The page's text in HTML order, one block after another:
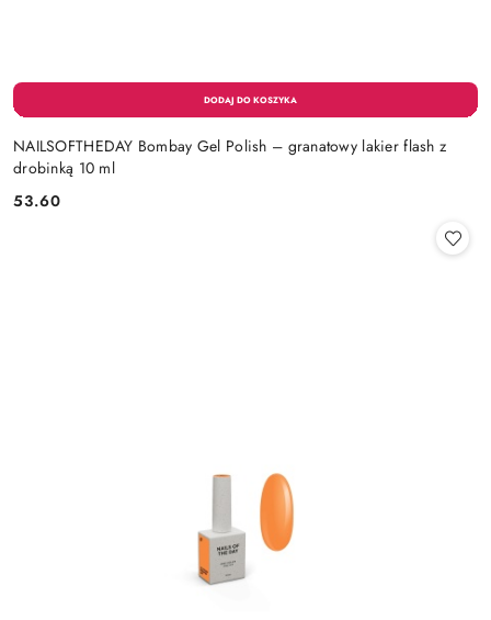
NAILSOFTHEDAY Bombay Gel Polish – granatowy lakier flash z
drobinką 10 ml
Cena:
53.60